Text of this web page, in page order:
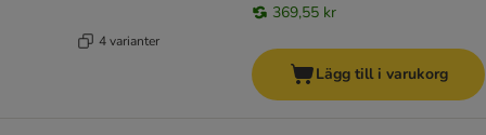
4 varianter
369,55 kr
Lägg till i varukorg